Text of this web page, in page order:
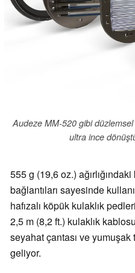
Audeze MM-520 gibi
ultra ince
555 g (19,6 oz.)
bağlantıları sayesinde
hafızalı köpük kulaklık
2,5 m (8,2 ft.) kulaklık
seyahat çantası ve yumuşak
geliyor.